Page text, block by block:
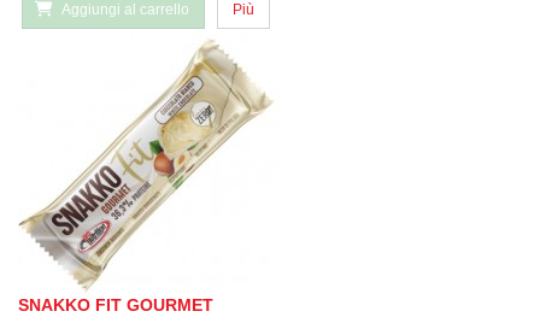
Aggiungi al carrello Più
SNAKKO FIT GOURMET